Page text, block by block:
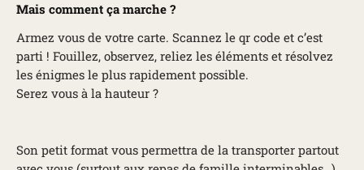
Mais comment ça marche ?
Armez vous de votre carte. Scannez le qr code et c’est
parti ! Fouillez, observez, reliez les éléments et résolvez
les énigmes le plus rapidement possible.
Serez vous à la hauteur ?
Son petit format vous permettra de la transporter partout